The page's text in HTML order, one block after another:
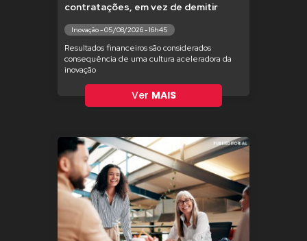
contratações, em vez de demitir
Inovação - 05/08/2026 - 16h45
Resultados financeiros são considerados
consequência de uma cultura aceleradora da
inovação
Ver MAIS